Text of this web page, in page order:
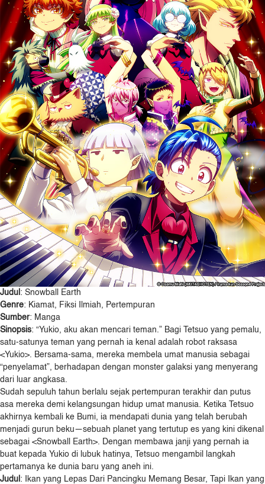
Judul : Snowball Earth
Genre: Kiamat, Fiksi Ilmiah, Pertempuran
Sumber: Manga
Sinopsis: “Yukio, aku akan mencari teman.” Bagi Tetsuo yang pemalu,
satu-satunya teman yang pernah ia kenal adalah robot raksasa
<Yukio>. Bersama-sama, mereka membela umat manusia sebagai
“penyelamat”, berhadapan dengan monster galaksi yang menyerang
dari luar angkasa.
Sudah sepuluh tahun berlalu sejak pertempuran terakhir dan putus
asa mereka demi kelangsungan hidup umat manusia. Ketika Tetsuo
akhirnya kembali ke Bumi, ia mendapati dunia yang telah berubah
menjadi gurun beku—sebuah planet yang tertutup es yang kini dikenal
sebagai <Snowball Earth>. Dengan membawa janji yang pernah ia
buat kepada Yukio di lubuk hatinya, Tetsuo mengambil langkah
pertamanya ke dunia baru yang aneh ini.
Judul : Ikan yang Lepas Dari Pancingku Memang Besar, Tapi Ikan yang